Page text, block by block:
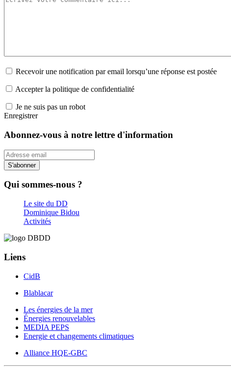
Recevoir une notification par email lorsqu’une réponse est postée
Accepter la politique de confidentialité
Je ne suis pas un robot
Enregistrer
Abonnez-vous à notre lettre d'information
S'abonner
Qui sommes-nous ?
Le site du DD
Dominique Bidou
Activités
Liens
CidB
Blablacar
Les énergies de la mer
Énergies renouvelables
MEDIA PEPS
Energie et changements climatiques
Alliance HQE-GBC